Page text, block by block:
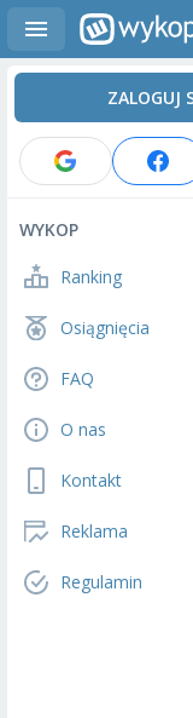
ZALOGUJ
WYKOP
Ranking
Osiągnięcia
FAQ
O nas
Kontakt
Reklama
Regulamin